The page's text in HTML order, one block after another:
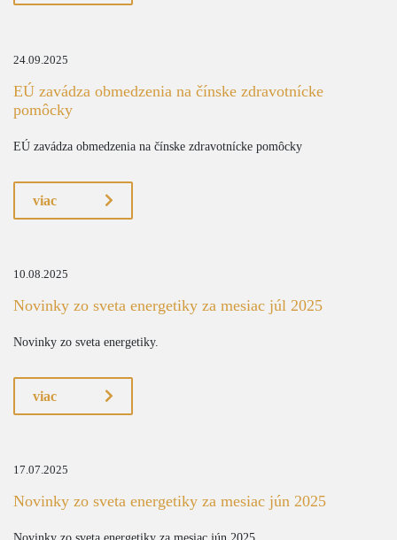
24.09.2025
EÚ zavádza obmedzenia na čínske zdravotnícke
pomôcky
EÚ zavádza obmedzenia na čínske zdravotnícke pomôcky
viac
10.08.2025
Novinky zo sveta energetiky za mesiac júl 2025
Novinky zo sveta energetiky.
viac
17.07.2025
Novinky zo sveta energetiky za mesiac jún 2025